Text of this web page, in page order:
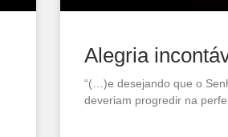
Alegria
“(…)e desejando que o
deveriam progredir na